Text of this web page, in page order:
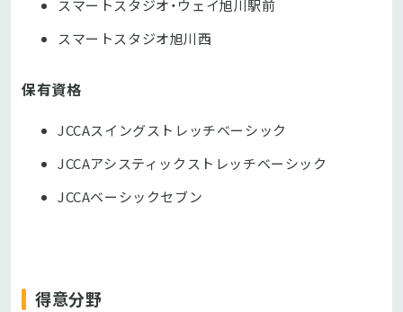
スマートスタジオ・ウェイ旭川駅前
スマートスタジオ旭川西
保有資格
JCCAスイングストレッチベーシック
JCCAアシスティックストレッチベーシック
JCCAベーシックセブン
得意分野